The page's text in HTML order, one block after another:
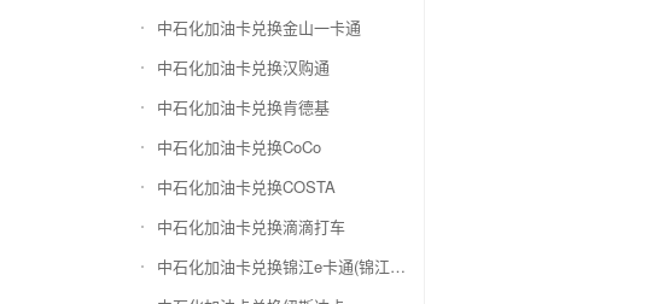
中石化加油卡兑换金山一卡通
中石化加油卡兑换汉购通
中石化加油卡兑换肯德基
中石化加油卡兑换CoCo
中石化加油卡兑换COSTA
中石化加油卡兑换滴滴打车
中石化加油卡兑换锦江e卡通(锦江一卡通)